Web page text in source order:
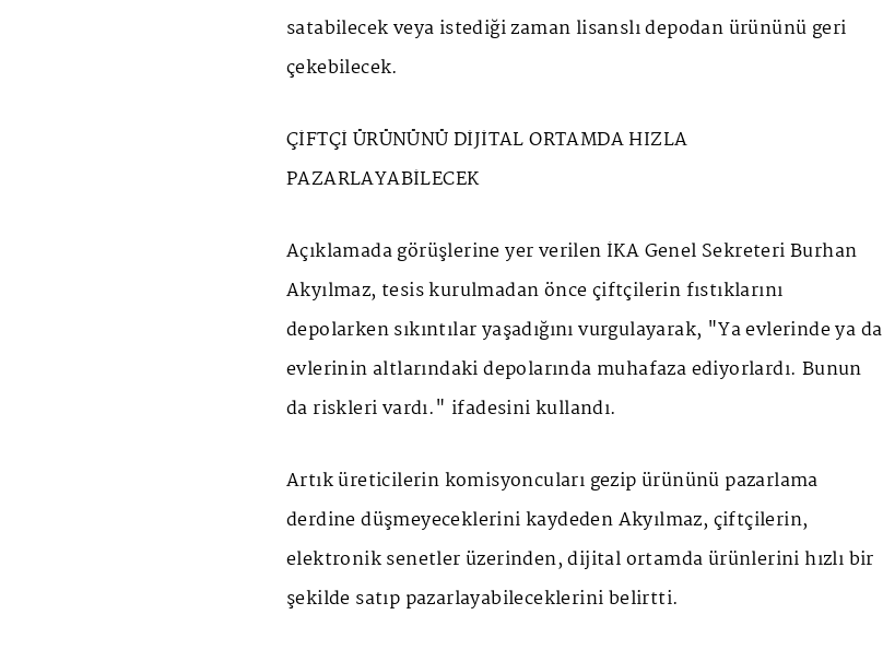
satabilecek veya istediği zaman lisanslı depodan ürününü geri
çekebilecek.
ÇİFTÇİ ÜRÜNÜNÜ DİJİTAL ORTAMDA HIZLA
PAZARLAYABİLECEK
Açıklamada görüşlerine yer verilen İKA Genel Sekreteri Burhan
Akyılmaz, tesis kurulmadan önce çiftçilerin fıstıklarını
depolarken sıkıntılar yaşadığını vurgulayarak, "Ya evlerinde ya da
evlerinin altlarındaki depolarında muhafaza ediyorlardı. Bunun
da riskleri vardı." ifadesini kullandı.
Artık üreticilerin komisyoncuları gezip ürününü pazarlama
derdine düşmeyeceklerini kaydeden Akyılmaz, çiftçilerin,
elektronik senetler üzerinden, dijital ortamda ürünlerini hızlı bir
şekilde satıp pazarlayabileceklerini belirtti.